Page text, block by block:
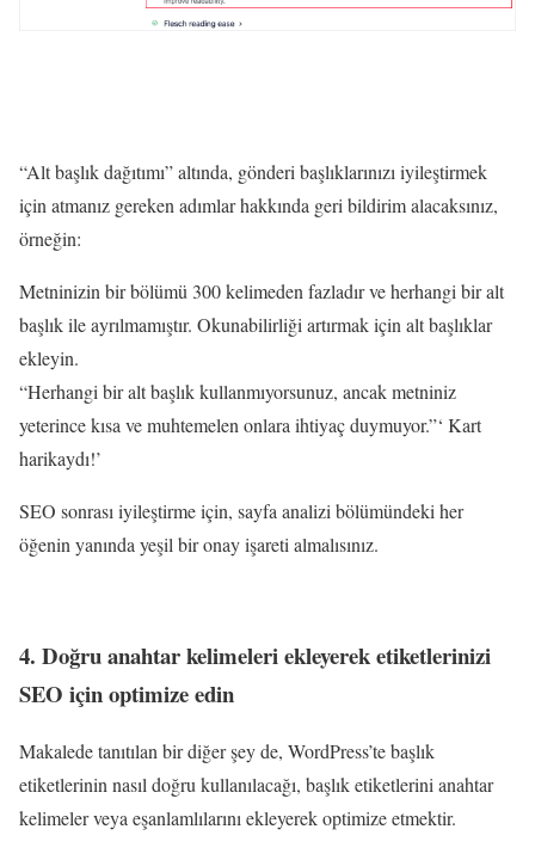
“Alt başlık dağıtımı” altında, gönderi başlıklarınızı iyileştirmek
için atmanız gereken adımlar hakkında geri bildirim alacaksınız,
örneğin:
Metninizin bir bölümü 300 kelimeden fazladır ve herhangi bir alt
başlık ile ayrılmamıştır. Okunabilirliği artırmak için alt başlıklar
ekleyin.
“Herhangi bir alt başlık kullanmıyorsunuz, ancak metniniz
yeterince kısa ve muhtemelen onlara ihtiyaç duymuyor.”‘ Kart
harikaydı!’
SEO sonrası iyileştirme için, sayfa analizi bölümündeki her
öğenin yanında yeşil bir onay işareti almalısınız.
4. Doğru anahtar kelimeleri ekleyerek etiketlerinizi
SEO için optimize edin
Makalede tanıtılan bir diğer şey de, WordPress’te başlık
etiketlerinin nasıl doğru kullanılacağı, başlık etiketlerini anahtar
kelimeler veya eşanlamlılarını ekleyerek optimize etmektir.